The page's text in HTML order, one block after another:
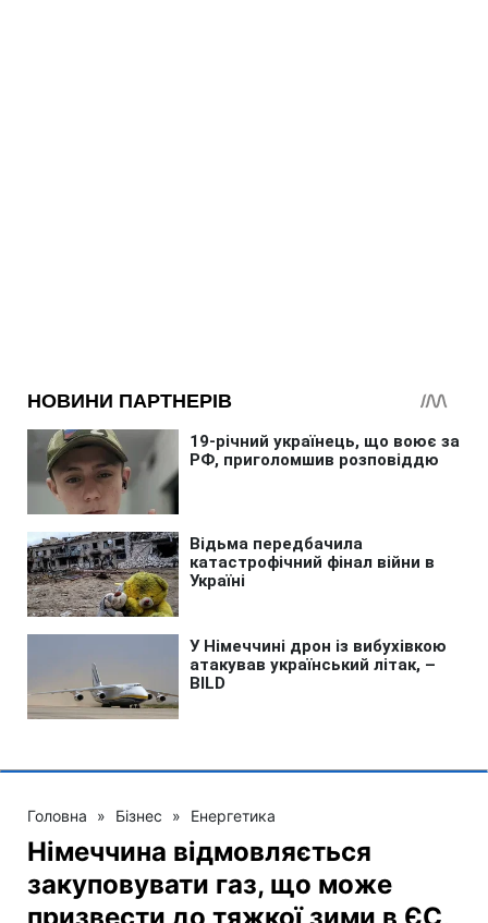
Головна » Бізнес » Енергетика
Німеччина відмовляється
закуповувати газ, що може